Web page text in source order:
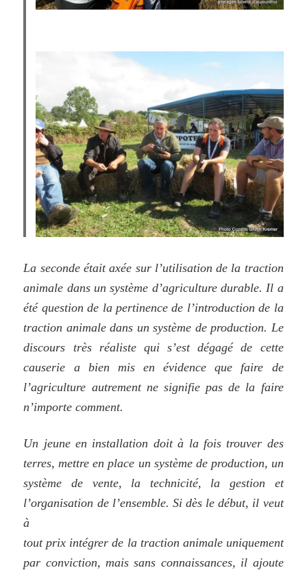
La seconde était axée sur l’utilisation de la traction
animale dans un système d’agriculture durable. Il a
été question de la pertinence de l’introduction de la
traction animale dans un système de production. Le
discours très réaliste qui s’est dégagé de cette
causerie a bien mis en évidence que faire de
l’agriculture autrement ne signifie pas de la faire
n’importe comment.
Un jeune en installation doit à la fois trouver des
terres, mettre en place un système de production, un
système de vente, la technicité, la gestion et
l’organisation de l’ensemble. Si dès le début, il veut
à
tout prix intégrer de la traction animale uniquement
par conviction, mais sans connaissances, il ajoute